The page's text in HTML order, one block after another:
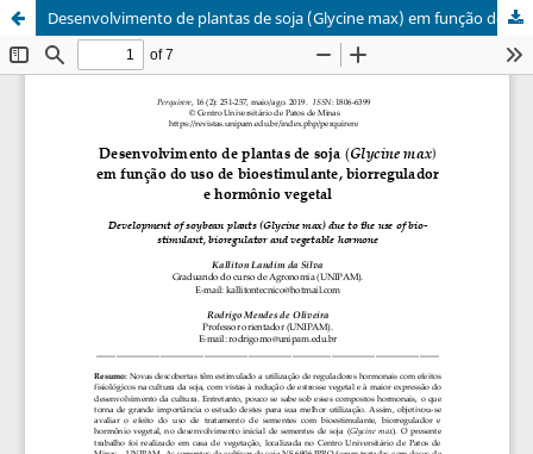
Desenvolvimento de plantas de soja (Glycine max) em função do uso de bioestimulante, biorregulador e hormônio vegetal